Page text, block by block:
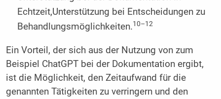
Echtzeit,Unterstützung bei Entscheidungen zu
Behandlungsmöglichkeiten.10–12
Ein Vorteil, der sich aus der Nutzung von zum
Beispiel ChatGPT bei der Dokumentation ergibt,
ist die Möglichkeit, den Zeitaufwand für die
genannten Tätigkeiten zu verringern und den